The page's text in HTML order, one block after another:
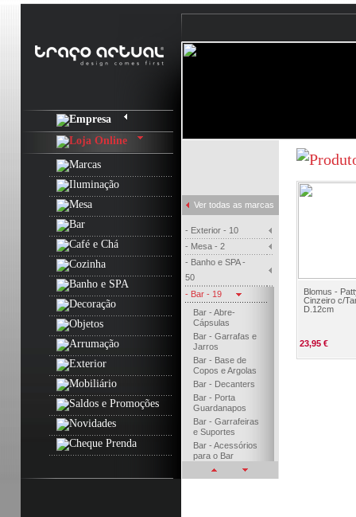
Todas as Marcas
Eva Solo
Eva Trio
Kosta Boda
Blomus
Flos
Oty Light
Leucos
Menu
Lsa – International
Philippi
Plumen by Hulger
Cutipol
Traço Actual
Zack
Joseph Joseph
Vibia
Ver todas as marcas
- Exterior - 10
- Mesa - 2
- Banho e SPA -
50
- Bar - 19
Bar - Abre-
Cápsulas
Bar - Garrafas e
Jarros
Bar - Base de
Copos e Argolas
Bar - Decanters
Bar - Porta
Guardanapos
Bar - Garrafeiras
e Suportes
Bar - Acessórios
para o Bar
Bar - Cinzeiros
Blomus -
Cinzeiro c/
D.12cm
23,95 €